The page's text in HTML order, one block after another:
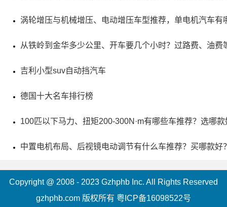
涡轮增压与机械增压、电动增压车型推荐，单电机汽车有
从铁岭到金华多少公里、开车要几个小时？过路费、油费
吉利小型suv自动挡汽车
德国十大名车排行榜
100匹以下马力、扭矩200-300N·m有哪些车推荐？选哪
中置电机布局、后视镜电动调节有什么车推荐？买哪款好
Copyright @ 2008 - 2023 Gzhphb Inc. All Rights Reserved
gzhphb.com 版权所有 粤ICP备16098522号